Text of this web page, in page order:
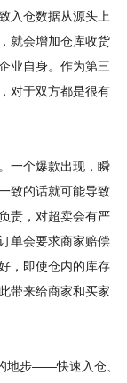
入仓数据从源头上
就会增加仓库收货
业自身。作为第三
对于双方都是很有
一个爆款出现，瞬
致的话就可能导致
责，对超卖会有严
单会要求商家赔偿
，即使仓内的库存
带来给商家和买家
地步——快速入仓、